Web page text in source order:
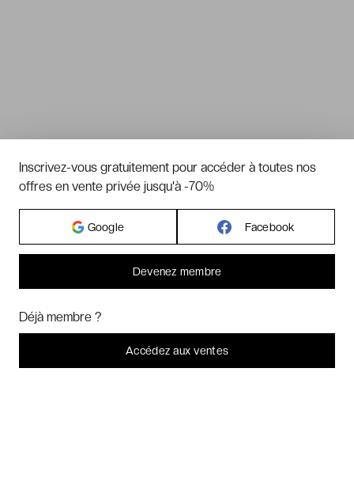
Inscrivez-vous gratuitement pour accéder à toutes nos
offres en vente privée jusqu'à -70%
Google Facebook
Devenez membre
Déjà membre ?
Accédez aux ventes
Marketing? Vous pouvez toujours modifier ou retirer votre
Je refuse C'est bon.